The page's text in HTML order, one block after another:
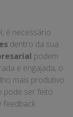
é necessário
dentro da sua
podem
e engajada, o
mais produtivo.
pode ser feito
feedback